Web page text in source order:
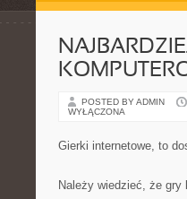
POSTED BY ADMIN
WYŁĄCZONA
Gierki internetowe, to
Należy wiedzieć, że